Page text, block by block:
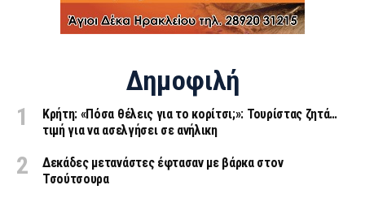
Δημοφιλή
Κρήτη: «Πόσα θέλεις για το κορίτσι;»: Τουρίστας ζητά…
τιμή για να ασελγήσει σε ανήλικη
Δεκάδες μετανάστες έφτασαν με βάρκα στον
Τσούτσουρα